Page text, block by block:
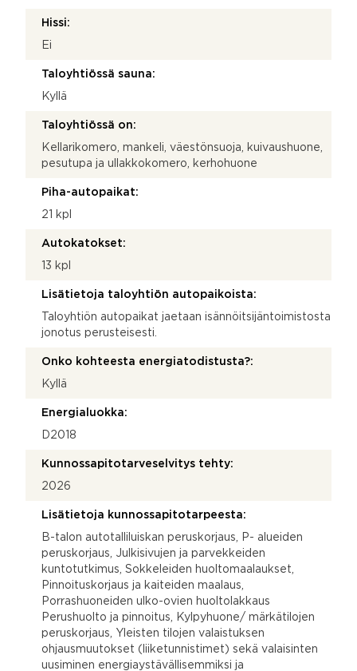
Hissi:
Ei
Taloyhtiössä sauna:
Kyllä
Taloyhtiössä on:
Kellarikomero, mankeli, väestönsuoja, kuivaushuone,
pesutupa ja ullakkokomero, kerhohuone
Piha-autopaikat:
21 kpl
Autokatokset:
13 kpl
Lisätietoja taloyhtiön autopaikoista:
Taloyhtiön autopaikat jaetaan isännöitsijäntoimistosta
jonotus perusteisesti.
Onko kohteesta energiatodistusta?:
Kyllä
Energialuokka:
D2018
Kunnossapitotarveselvitys tehty:
2026
Lisätietoja kunnossapitotarpeesta:
B-talon autotalliluiskan peruskorjaus, P- alueiden
peruskorjaus, Julkisivujen ja parvekkeiden
kuntotutkimus, Sokkeleiden huoltomaalaukset,
Pinnoituskorjaus ja kaiteiden maalaus,
Porrashuoneiden ulko-ovien huoltolakkaus
Perushuolto ja pinnoitus, Kylpyhuone/ märkätilojen
peruskorjaus, Yleisten tilojen valaistuksen
ohjausmuutokset (liiketunnistimet) sekä valaisinten
uusiminen energiaystävällisemmiksi ja